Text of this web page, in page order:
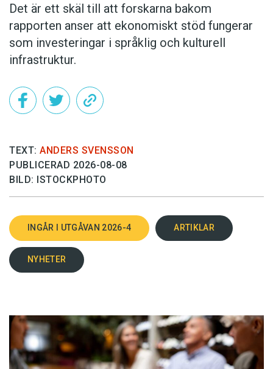
Det är ett skäl till att forskarna bakom
rapporten anser att ekonomiskt stöd fungerar
som investeringar i språklig och kulturell
infrastruktur.
TEXT: ANDERS SVENSSON
PUBLICERAD 2026-08-08
BILD: ISTOCKPHOTO
INGÅR I UTGÅVAN 2026-4 ARTIKLAR
NYHETER